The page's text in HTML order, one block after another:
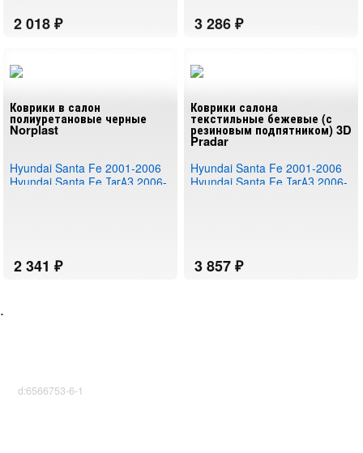
Коврики в салон
полиуретановые черные
Norplast
Hyundai Santa Fe 2001-2006
Hyundai Santa Fe ТагАЗ 2006-
Коврики салона
текстильные бежевые (с
резиновым подпятником) 3D
Pradar
Hyundai Santa Fe 2001-2006
Hyundai Santa Fe ТагАЗ 2006-
.
d:6566753-6-1